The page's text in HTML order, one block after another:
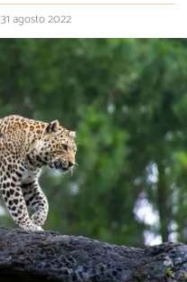
31 agosto 2022